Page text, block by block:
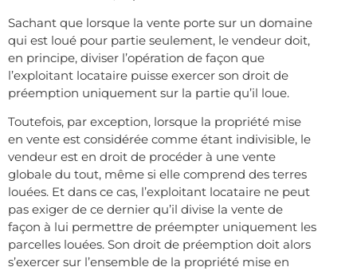
Sachant que lorsque la vente porte sur un domaine
qui est loué pour partie seulement, le vendeur doit,
en principe, diviser l’opération de façon que
l’exploitant locataire puisse exercer son droit de
préemption uniquement sur la partie qu’il loue.
Toutefois, par exception, lorsque la propriété mise
en vente est considérée comme étant indivisible, le
vendeur est en droit de procéder à une vente
globale du tout, même si elle comprend des terres
louées. Et dans ce cas, l’exploitant locataire ne peut
pas exiger de ce dernier qu’il divise la vente de
façon à lui permettre de préempter uniquement les
parcelles louées. Son droit de préemption doit alors
s’exercer sur l’ensemble de la propriété mise en